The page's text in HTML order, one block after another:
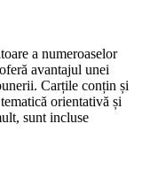
a numeroaselor
avantajul unei
Carțile conțin și
orientativă și
sunt incluse